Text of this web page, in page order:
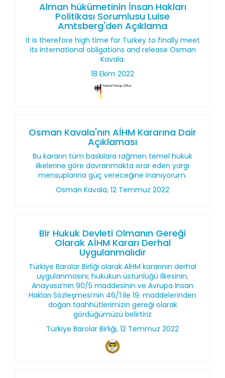
Alman hükümetinin İnsan Hakları
Politikası Sorumlusu Luise
Amtsberg'den Açıklama
It is therefore high time for Turkey to finally meet
its international obligations and release Osman
Kavala.
18 Ekim 2022
Osman Kavala'nın AİHM Kararına Dair
Açıklaması
Bu kararın tüm baskılara rağmen temel hukuk
ilkelerine göre davranmakta ısrar eden yargı
mensuplarına güç vereceğine inanıyorum.
Osman Kavala, 12 Temmuz 2022
Bir Hukuk Devleti Olmanın Gereği
Olarak AİHM Kararı Derhal
Uygulanmalıdır
Türkiye Barolar Birliği olarak AİHM kararının derhal
uygulanmasını; hukukun üstünlüğü ilkesinin,
Anayasa’nın 90/5 maddesinin ve Avrupa İnsan
Hakları Sözleşmesi’nin 46/1 ile 19. maddelerinden
doğan taahhütlerimizin gereği olarak
gördüğümüzü belirtiriz
Türkiye Barolar Birliği, 12 Temmuz 2022